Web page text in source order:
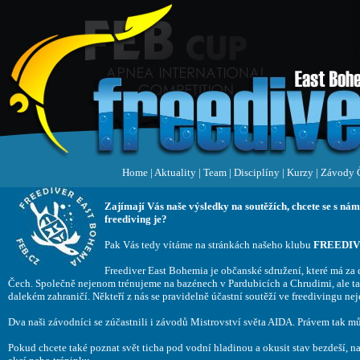
Home | Aktuality | Team | Disciplíny | Kurzy | Závody
Zajímají Vás naše výsledky na soutěžích, chcete se s
freediving je?
Pak Vás tedy vítáme na stránkách našeho klubu
Freediver East Bohemia je občanské sdružení, které má
Čech. Společně nejenom trénujeme na bazénech v Pardubicích a Chrudimi,
dalekém zahraničí. Někteří z nás se pravidelně účastní soutěží ve freedivingu
Dva naši závodníci se zúčastnili i závodů Mistrovství světa AIDA. Právem tak
Pokud chcete také poznat svět ticha pod vodní hladinou a okusit stav bezdeší,